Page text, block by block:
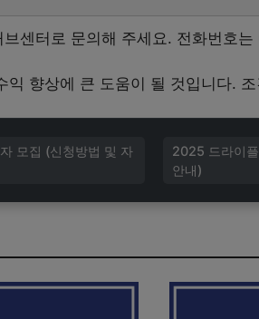
센터로 문의해 주세요. 전화번호
익 향상에 큰 도움이 될 것입니다.
2025 드라이
안내)
모집 (신청방법 및 자